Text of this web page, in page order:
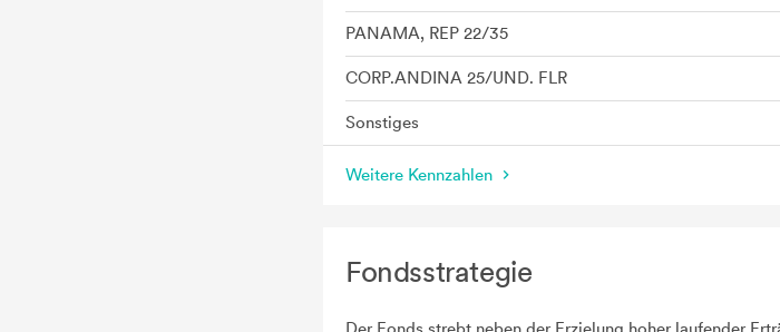
PANAMA, REP 22/35
CORP.ANDINA 25/UND. FLR
Sonstiges
Weitere Kennzahlen
Fondsstrategie